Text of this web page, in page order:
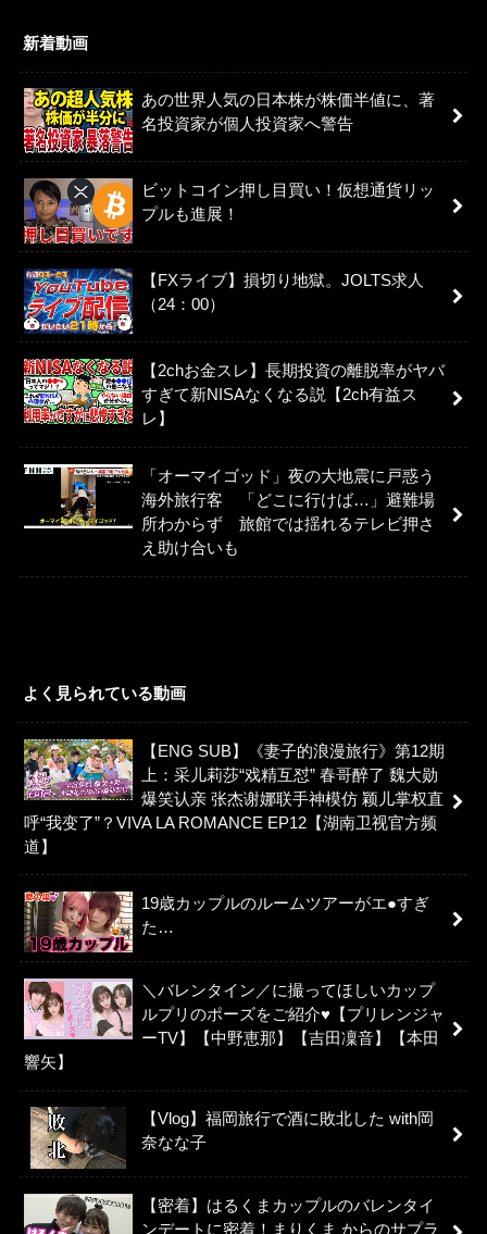
新着動画
あの世界人気の日本株が株価半値に、著
名投資家が個人投資家へ警告
ビットコイン押し目買い！仮想通貨リッ
プルも進展！
【FXライブ】損切り地獄。JOLTS求人
（24：00）
【2chお金スレ】長期投資の離脱率がヤバ
すぎて新NISAなくなる説【2ch有益ス
レ】
「オーマイゴッド」夜の大地震に戸惑う
海外旅行客 「どこに行けば…」避難場
所わからず 旅館では揺れるテレビ押さ
え助け合いも
よく見られている動画
【ENG SUB】《妻子的浪漫旅行》第12期
上：采儿莉莎“戏精互怼” 春哥醉了 魏大勋
爆笑认亲 张杰谢娜联手神模仿 颖儿掌权直
呼“我变了”？VIVA LA ROMANCE EP12【湖南卫视官方频
道】
19歳カップルのルームツアーがエ●すぎ
た…
＼バレンタイン／に撮ってほしいカップ
ルプリのポーズをご紹介♥【プリレンジャ
ーTV】【中野恵那】【吉田凜音】【本田
響矢】
【Vlog】福岡旅行で酒に敗北した with岡
奈なな子
【密着】はるくまカップルのバレンタイ
ンデートに密着！まりくま からのサプラ